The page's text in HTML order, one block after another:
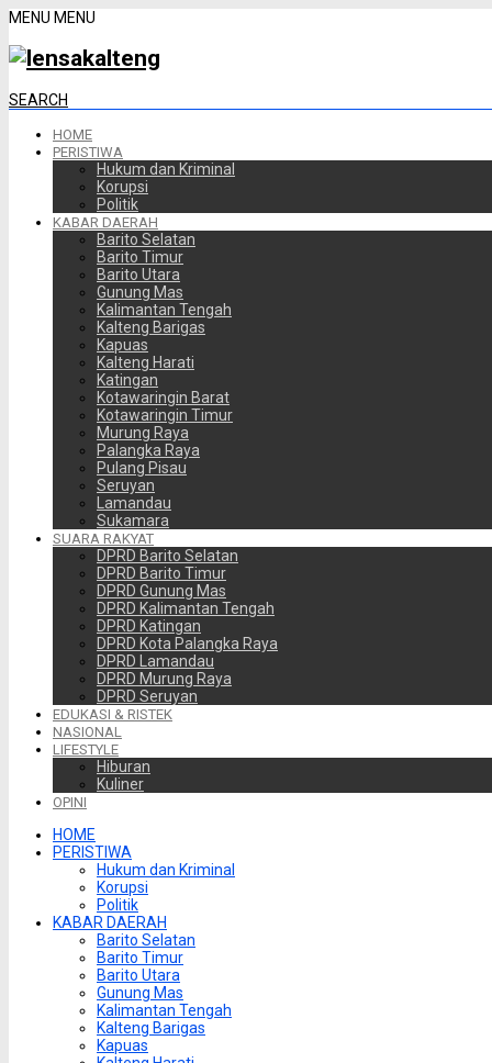
MENU MENU
SEARCH
HOME
PERISTIWA
Hukum dan Kriminal
Korupsi
Politik
KABAR DAERAH
Barito Selatan
Barito Timur
Barito Utara
Gunung Mas
Kalimantan Tengah
Kalteng Barigas
Kapuas
Kalteng Harati
Katingan
Kotawaringin Barat
Kotawaringin Timur
Murung Raya
Palangka Raya
Pulang Pisau
Seruyan
Lamandau
Sukamara
SUARA RAKYAT
DPRD Barito Selatan
DPRD Barito Timur
DPRD Gunung Mas
DPRD Kalimantan Tengah
DPRD Katingan
DPRD Kota Palangka Raya
DPRD Lamandau
DPRD Murung Raya
DPRD Seruyan
EDUKASI & RISTEK
NASIONAL
LIFESTYLE
Hiburan
Kuliner
OPINI
HOME
PERISTIWA
Hukum dan Kriminal
Korupsi
Politik
KABAR DAERAH
Barito Selatan
Barito Timur
Barito Utara
Gunung Mas
Kalimantan Tengah
Kalteng Barigas
Kapuas